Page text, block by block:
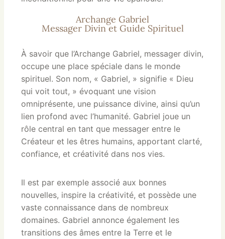
Archange Gabriel
Messager Divin et Guide Spirituel
À savoir que l’Archange Gabriel, messager divin,
occupe une place spéciale dans le monde
spirituel. Son nom, « Gabriel, » signifie « Dieu
qui voit tout, » évoquant une vision
omniprésente, une puissance divine, ainsi qu’un
lien profond avec l’humanité. Gabriel joue un
rôle central en tant que messager entre le
Créateur et les êtres humains, apportant clarté,
confiance, et créativité dans nos vies.
Il est par exemple associé aux bonnes
nouvelles, inspire la créativité, et possède une
vaste connaissance dans de nombreux
domaines. Gabriel annonce également les
transitions des âmes entre la Terre et le